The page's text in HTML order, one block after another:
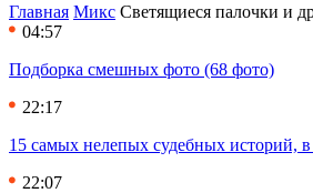
Главная Микс Светящиеся палочки и
04:57
Подборка смешных фото (68 фото)
22:17
15 самых нелепых судебных историй,
22:07